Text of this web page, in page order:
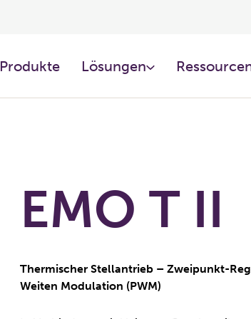
Produkte Lösungen
EMO T II
Thermischer Stellantrieb – Zweipunkt-
Weiten Modulation (PWM)